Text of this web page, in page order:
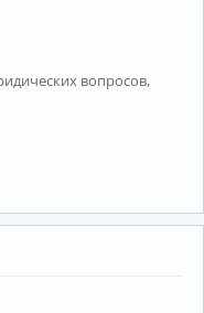
вопросов,